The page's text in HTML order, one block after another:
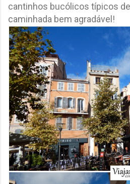
cantinhos bucólicos típicos
caminhada bem agradável!